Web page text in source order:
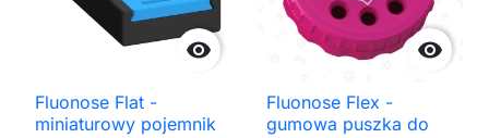

Fluonose Flat -
miniaturowy pojemnik

Fluonose Flex -
gumowa puszka do